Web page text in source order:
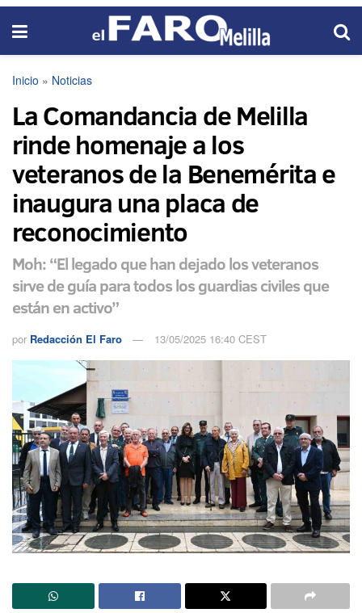
Inicio » Noticias
La Comandancia de Melilla
rinde homenaje a los
veteranos de la Benemérita e
inaugura una placa de
reconocimiento
Moh: “El legado que han dejado los veteranos
sirve de guía para todos los guardias civiles que
están en activo”
por Redacción El Faro 13/05/2025 16:40 CEST